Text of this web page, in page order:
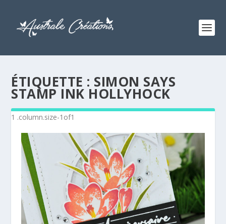
ÉTIQUETTE : SIMON SAYS
STAMP INK HOLLYHOCK